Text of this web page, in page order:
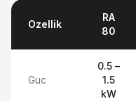
Ozellik
RA
80
Guc
0.5 –
1.5
kW